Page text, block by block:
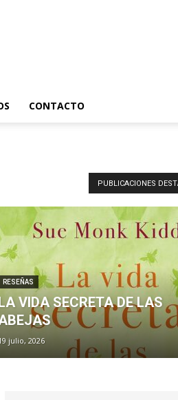
CONTACTO
PUBLICACIONES
RESEÑAS
VIDA SECRETA DE LAS
julio, 2026